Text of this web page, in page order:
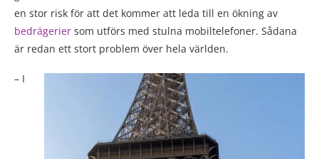
en stor risk för att det kommer att leda till en ökning av
bedrägerier som utförs med stulna mobiltelefoner. Sådana
är redan ett stort problem över hela världen.
– I